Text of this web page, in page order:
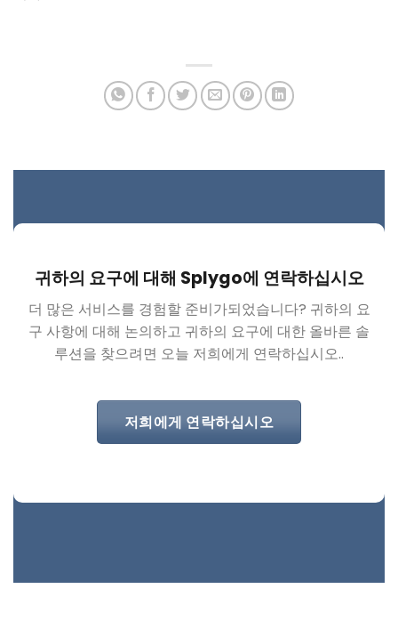
귀하의 요구에 대해 Splygo에 연락하십시오
더 많은 서비스를 경험할 준비가되었습니다? 귀하의 요
구 사항에 대해 논의하고 귀하의 요구에 대한 올바른 솔
루션을 찾으려면 오늘 저희에게 연락하십시오..
저희에게 연락하십시오